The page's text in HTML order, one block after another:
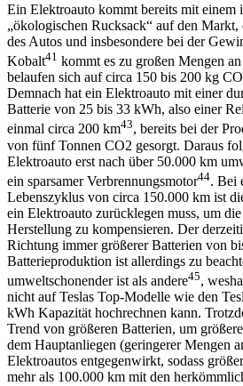
Ein Elektroauto kommt bereits mit einem
„ökologischen Rucksack“ auf den
des Autos und insbesondere bei der
Kobalt41 kommt es zu großen Mengen
belaufen sich auf circa 150 bis 200 kg
Demnach hat ein Elektroauto mit einer
Batterie von 25 bis 33 kWh, also einer
einmal circa 200 km43, bereits bei der
von fünf Tonnen CO2 gesorgt. Daraus
Elektroauto erst nach über 50.000 km
ein sparsamer Verbrennungsmotor44. Bei
Lebenszyklus von circa 150.000 km ist
ein Elektroauto zurücklegen muss, um
Herstellung zu kompensieren. Der
Richtung immer größerer Batterien von
Batterieproduktion ist allerdings zu
umweltschonender ist als andere45,
nicht auf Teslas Top-Modelle wie den
kWh Kapazität hochrechnen kann.
Trend von größeren Batterien, um
dem Hauptanliegen (geringerer Mengen
Elektroautos entgegenwirkt, sodass
mehr als 100.000 km mit den